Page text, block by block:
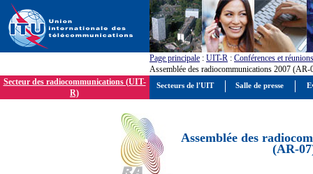
Page principale : UIT-R : Conférences et réunions
Assemblée des radiocommunications 2007 (AR-
Secteur des radiocommunications (UIT-
R)
Assemblée des
(AR-
Secteurs de l'UIT Salle de presse